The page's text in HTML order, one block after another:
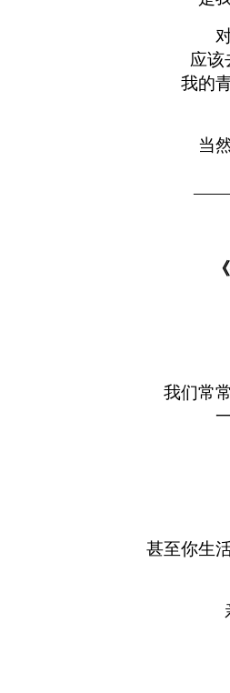
应该
我的
当
我们常
甚至你生